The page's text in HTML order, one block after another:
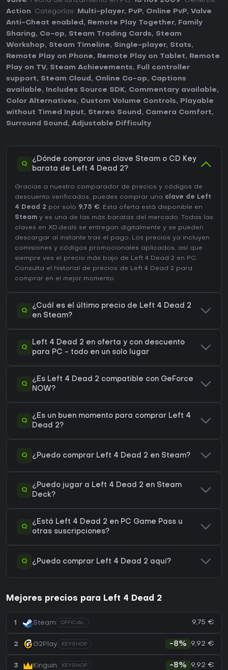
Action. Categorías: Multi-player, PvP, Online PvP, Valve
Anti-Cheat enabled , Remote Play Together,
Family
Sharing, Co-op, Steam Trading Cards, Steam
Workshop, Steam Timeline, Single-player, Stats,
Remote Play on Phone, Remote Play on Tablet,
Remote
Play on TV, Steam Achievements,
Full controller
support, Steam Cloud , Online Co-op, Captions
available, Includes Source SDK, Commentary available,
Color Alternatives, Custom Volume Controls,
Playable
without Timed Input, Stereo Sound , Camera Comfort,
Surround Sound , Adjustable Difficulty.
Q
¿Dónde comprar una clave Steam o CD Key
barata de Left 4 Dead 2?
Gracias a nuestro comparador de precios y códigos de
descuento verificados, puedes comprar una clave de Left
4 Dead 2 por solo 9,75 €. Esta oferta está disponible en
Steam y es una de las más baratas del mercado. Todas las
claves en XD.deals se entregan digitalmente y se pueden
descargar al instante tras el pago. Los precios ya incluyen
comisiones y códigos promocionales aplicados, así que
siempre ves el precio más bajo de Left 4 Dead 2 en PC.
Consulta el
historial de precios de Left 4 Dead 2 para
comprar en el mejor momento.
Q
¿Cuál es el último precio de Left 4 Dead 2
en Steam?
Q
Left 4 Dead 2 en oferta y con descuento
para PC - todo en un solo lugar
Q
¿Es Left 4 Dead 2 compatible con GeForce
NOW?
Q
¿Es un buen momento para comprar Left 4
Dead 2?
Q ¿Puedo comprar Left 4 Dead 2 en Steam?
Q
¿Puedo jugar a Left 4 Dead 2 en Steam
Deck?
Q
¿Está Left 4 Dead 2 en PC Game Pass u
otras suscripciones?
Q ¿Puedo comprar Left 4 Dead 2 aquí?
Mejores precios para Left 4 Dead 2
1 Steam OFFICIAL 9,75 €
2 G2Play KEYSHOP -8% 9,92 €
3 Kinguin KEYSHOP -8% 9,92 €